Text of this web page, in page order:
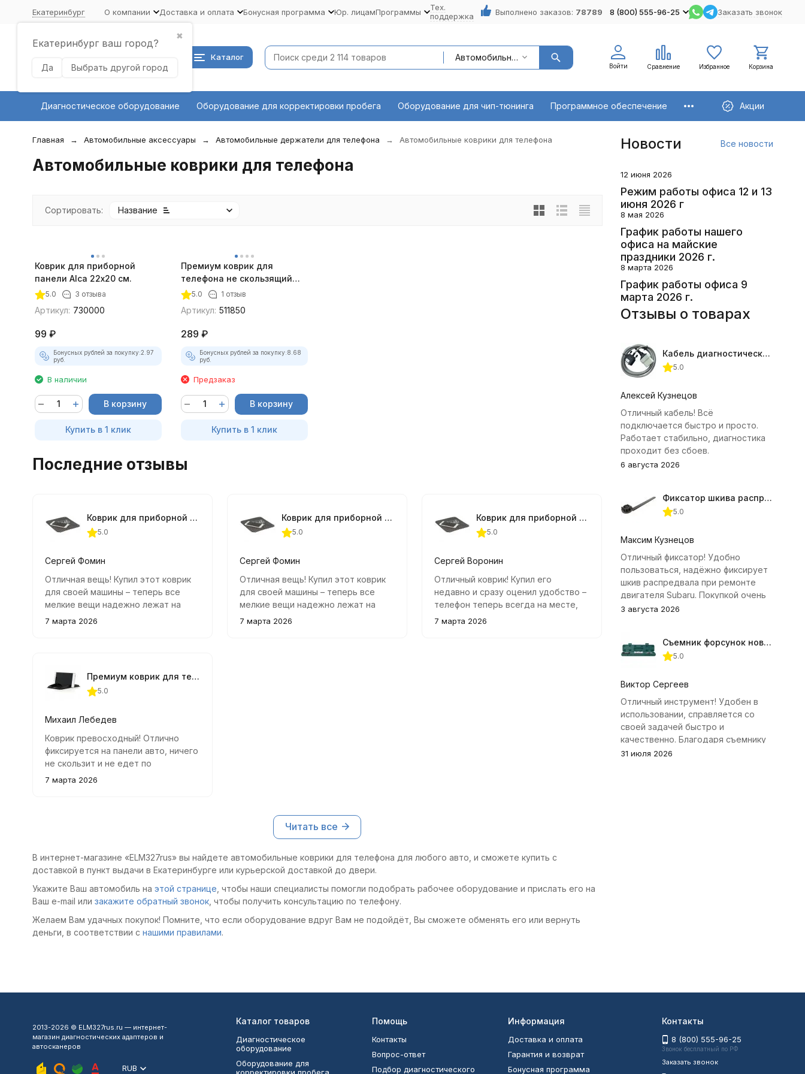
Екатеринбург
✖
Екатеринбург ваш город?
Да Выбрать другой город
О компании Доставка и оплата Бонусная программа Юр. лицамПрограммы
Тех.
поддержка
Выполнено заказов: 78789 8 (800) 555-96-25 Заказать звонок
Каталог Автомобильные аксессуары
Войти Сравнение Избранное Корзина
Диагностическое оборудование Оборудование для корректировки пробега Оборудование для чип-тюнинга Программное обеспечение Акции
Главная Автомобильные аксессуары Автомобильные держатели для телефона Автомобильные коврики для телефона
Автомобильные коврики для телефона
Сортировать: Название
Коврик для приборной
панели Alca 22х20 см.
5.0 3 отзыва
Артикул: 730000
99 ₽
Бонусных рублей за покупку:2.97
руб.
В наличии
В корзину
Купить в 1 клик
Премиум коврик для
телефона не скользящий
Heyner
5.0 1 отзыв
Артикул: 511850
289 ₽
Бонусных рублей за покупку:8.68
руб.
Предзаказ
В корзину
Купить в 1 клик
Последние отзывы
Коврик для приборной панели Alca 22х20 см.
5.0
Сергей Фомин
Отличная вещь! Купил этот коврик
для своей машины – теперь все
мелкие вещи надежно лежат на
месте. Телефон больше не скользит
7 марта 2026
Коврик для приборной панели Alca 22х20 см.
5.0
Сергей Фомин
Отличная вещь! Купил этот коврик
для своей машины – теперь все
мелкие вещи надежно лежат на
месте. Телефон больше не скользит
7 марта 2026
Коврик для приборной панели Alca 22х20 см.
5.0
Сергей Воронин
Отличный коврик! Купил его
недавно и сразу оценил удобство –
телефон теперь всегда на месте,
ничего не скользит по панели даже
7 марта 2026
Премиум коврик для телефона не скользящий Heyner
5.0
Михаил Лебедев
Коврик превосходный! Отлично
фиксируется на панели авто, ничего
не скользит и не едет по
поверхности. Удобно использовать
7 марта 2026
Читать все
В интернет-магазине «ELM327rus» вы найдете автомобильные коврики для телефона для любого авто, и сможете купить с
доставкой в пункт выдачи в Екатеринбурге или курьерской доставкой до двери.
Укажите Ваш автомобиль на этой странице , чтобы наши специалисты помогли подобрать рабочее оборудование и прислать его на
Ваш e-mail или закажите обратный звонок, чтобы получить консультацию по телефону.
Желаем Вам удачных покупок! Помните, что если оборудование вдруг Вам не подойдёт, Вы сможете обменять его или вернуть
деньги, в соответствии с нашими правилами.
Новости Все новости
12 июня 2026
Режим работы офиса 12 и 13
июня 2026 г
8 мая 2026
График работы нашего
офиса на майские
праздники 2026 г.
8 марта 2026
График работы офиса 9
марта 2026 г.
Отзывы о товарах
Кабель диагностический ГАЗ 24 для АВТОАС
5.0
Алексей Кузнецов
Отличный кабель! Всё
подключается быстро и просто.
Работает стабильно, диагностика
проходит без сбоев.
6 августа 2026
Фиксатор шкива распредвала (Subaru) JTC-4409
5.0
Максим Кузнецов
Отличный фиксатор! Удобно
пользоваться, надёжно фиксирует
шкив распредвала при ремонте
двигателя Subaru. Покупкой очень
доволен.
3 августа 2026
Съемник форсунок новых дизельных двигателей Jonnesway
5.0
Виктор Сергеев
Отличный инструмент! Удобен в
использовании, справляется со
своей задачей быстро и
качественно. Благодаря съемнику
удалось избежать лишних хлопот с
31 июля 2026
2013-2026 © ELM327rus.ru — интернет-
магазин диагностических адаптеров и
автосканеров
RUB
Каталог товаров
Диагностическое
оборудование
Оборудование для
Помощь
Контакты
Вопрос-ответ
Подбор диагностического
Информация
Доставка и оплата
Гарантия и возврат
Бонусная программа
Контакты
8 (800) 555-96-25
Звонок бесплатный по РФ
Заказать звонок